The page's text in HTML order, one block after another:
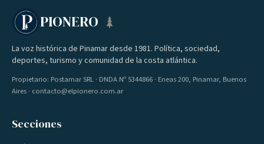
PIONERO
La voz histórica de Pinamar desde 1981. Política, sociedad,
deportes, turismo y comunidad de la costa atlántica.
Propietario: Postamar SRL · DNDA Nº 5344866 · Eneas 200, Pinamar, Buenos
Aires · contacto@elpionero.com.ar
Secciones